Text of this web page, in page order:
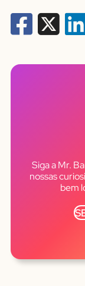
Siga a Mr.
nossas
bem